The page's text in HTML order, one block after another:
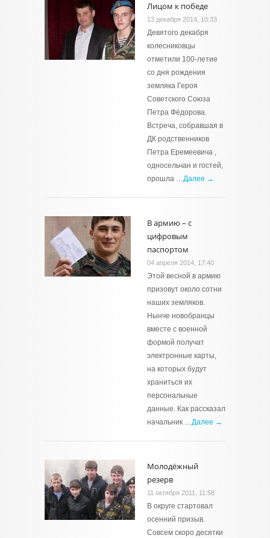
Лицом к победе
13 декабря 2014, 10:33
Девятого декабря
колесниковцы
отметили 100-летие
со дня рождения
земляка Героя
Советского Союза
Петра Фёдорова.
Встреча, собравшая в
ДК родственников
Петра Еремеевича ,
односельчан и гостей,
прошла …Далее →
В армию – с
цифровым
паспортом
04 апреля 2014, 17:40
Этой весной в армию
призовут около сотни
наших земляков.
Нынче новобранцы
вместе с военной
формой получат
электронные карты,
на которых будут
храниться их
персональные
данные. Как рассказал
начальник …Далее →
Молодёжный
резерв
11 октября 2011, 11:58
В округе стартовал
осенний призыв.
Совсем скоро десятки